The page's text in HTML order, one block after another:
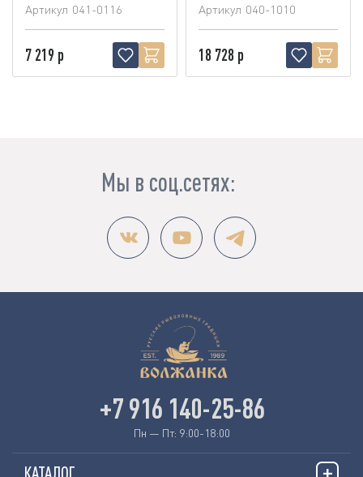
Артикул 041-0116
7 219 р
Артикул 040-1010
18 728 р
Мы в соц.сетях:
КАТАЛОГ
+7 916 140-25-86
Пн — Пт: 9:00-18:00